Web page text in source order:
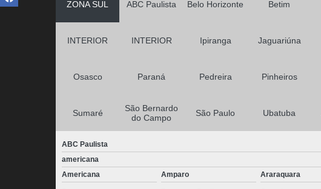
ZONA SUL ABC Paulista Belo Horizonte Betim
INTERIOR INTERIOR Ipiranga Jaguariúna
Osasco Paraná Pedreira Pinheiros
Sumaré
São Bernardo
do Campo
São Paulo Ubatuba
ABC Paulista
americana
Americana
Amparo Araraquara